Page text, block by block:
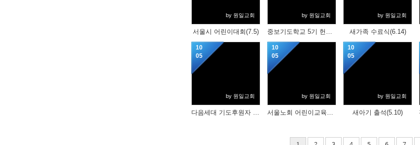
by 원일교회
서울시 어린이대회(7.5)
by 원일교회 by 원일교회
새가족 수료식(6.14)
10
05
by 원일교회
10
05
by 원일교회
10
05
by 원일교회
새아기 출석(5.10)